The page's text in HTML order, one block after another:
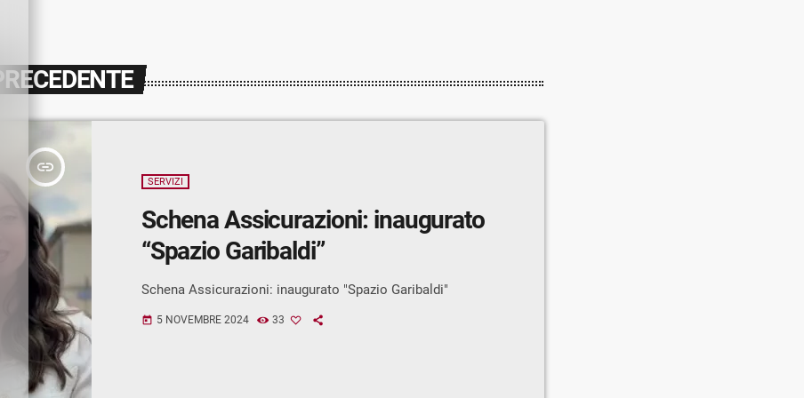
insert_link
SERVIZI
Schena Assicurazioni: inaugurato
“Spazio Garibaldi”
Schena Assicurazioni: inaugurato "Spazio Garibaldi"
today 5 NOVEMBRE 2024 33